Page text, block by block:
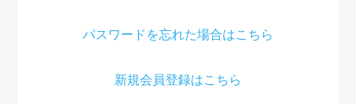
パスワードを忘れた場合はこちら
新規会員登録はこちら